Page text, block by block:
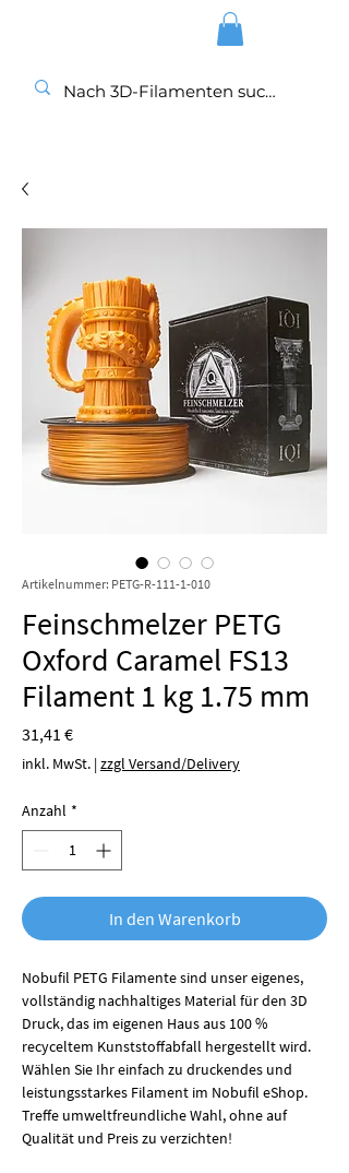
Artikelnummer: PETG-R-111-1-010
Feinschmelzer PETG
Oxford Caramel FS13
Filament 1 kg 1.75 mm
31,41 €Preis
inkl. MwSt. |zzgl Versand/Delivery
Anzahl *
In den Warenkorb
Nobufil PETG Filamente sind unser eigenes,
vollständig nachhaltiges Material für den 3D
Druck, das im eigenen Haus aus 100 %
recyceltem Kunststoffabfall hergestellt wird.
Wählen Sie Ihr einfach zu druckendes und
leistungsstarkes Filament im Nobufil eShop.
Treffe umweltfreundliche Wahl, ohne auf
Qualität und Preis zu verzichten!